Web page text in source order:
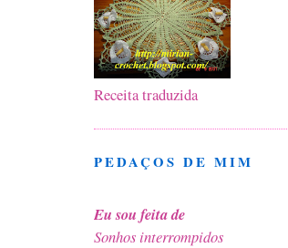
Receita traduzida
PEDAÇOS DE MIM
Eu sou feita de
Sonhos interrompidos